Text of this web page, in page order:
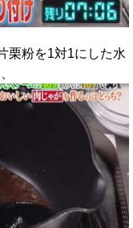
栗粉を1対1にした水